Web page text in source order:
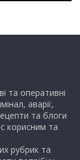
та оперативні
аварії,
та блоги
корисним та
рубрик та